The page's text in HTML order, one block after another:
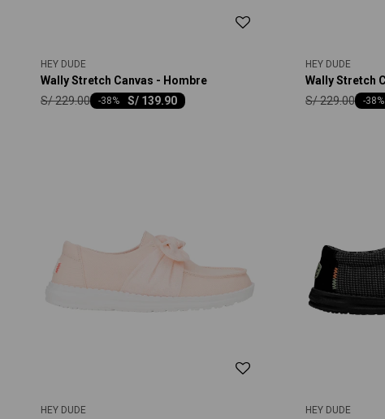
HEY DUDE
Wally Stretch Canvas - Hombre
S/ 139.90
-38
S/229.00
HEY DUDE
Wally Stretch
-38
S/229.00
HEY DUDE HEY DUDE